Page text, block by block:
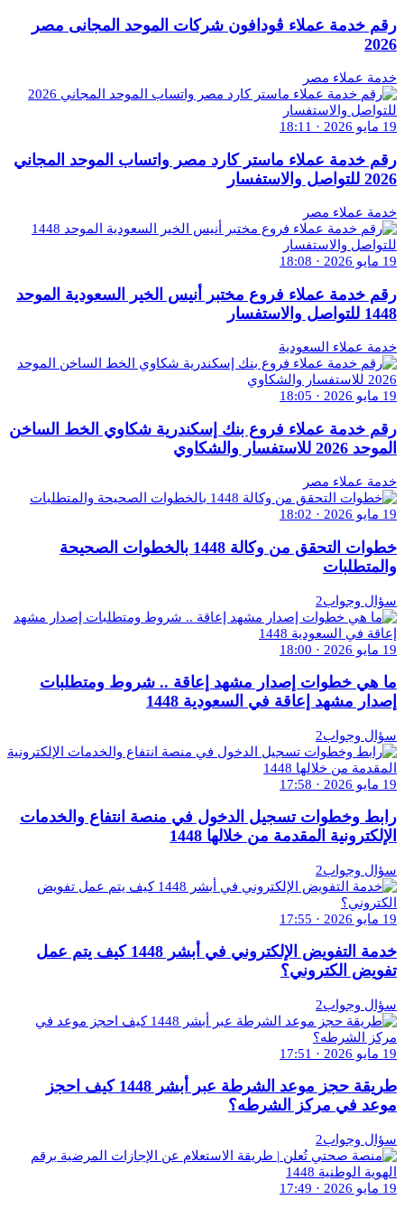
رقم خدمة عملاء ڤودافون شركات الموحد المجانى مصر
2026
خدمة عملاء مصر
19 مايو 2026 · 18:11
رقم خدمة عملاء ماستر كارد مصر واتساب الموحد المجاني
2026 للتواصل والاستفسار
خدمة عملاء مصر
19 مايو 2026 · 18:08
رقم خدمة عملاء فروع مختبر أنيس الخير السعودية الموحد
1448 للتواصل والاستفسار
خدمة عملاء السعودية
19 مايو 2026 · 18:05
رقم خدمة عملاء فروع بنك إسكندرية شكاوي الخط الساخن
الموحد 2026 للاستفسار والشكاوي
خدمة عملاء مصر
19 مايو 2026 · 18:02
خطوات التحقق من وكالة 1448 بالخطوات الصحيحة
والمتطلبات
سؤال وجواب2
19 مايو 2026 · 18:00
ما هي خطوات إصدار مشهد إعاقة .. شروط ومتطلبات
إصدار مشهد إعاقة في السعودية 1448
سؤال وجواب2
19 مايو 2026 · 17:58
رابط وخطوات تسجيل الدخول في منصة انتفاع والخدمات
الإلكترونية المقدمة من خلالها 1448
سؤال وجواب2
19 مايو 2026 · 17:55
خدمة التفويض الإلكتروني في أبشر 1448 كيف يتم عمل
تفويض الكتروني؟
سؤال وجواب2
19 مايو 2026 · 17:51
طريقة حجز موعد الشرطة عبر أبشر 1448 كيف احجز
موعد في مركز الشرطه؟
سؤال وجواب2
19 مايو 2026 · 17:49